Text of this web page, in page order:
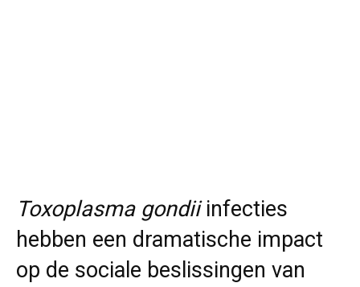
Toxoplasma gondiiinfecties
hebben een dramatische impact
op de sociale beslissingen van